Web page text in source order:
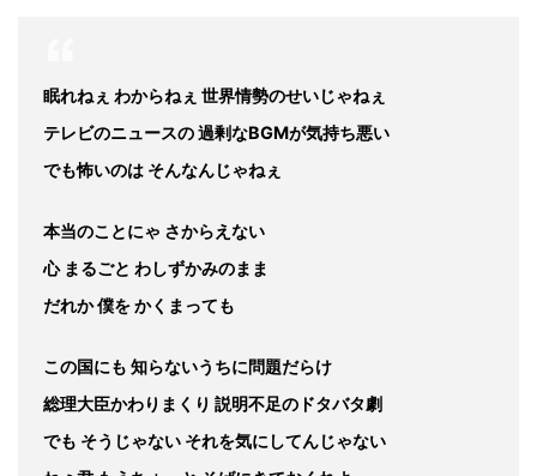
眠れねぇ わからねぇ 世界情勢のせいじゃねぇ
テレビのニュースの 過剰なBGMが気持ち悪い
でも怖いのは そんなんじゃねぇ
本当のことにゃ さからえない
心 まるごと わしずかみのまま
だれか 僕を かくまっても
この国にも 知らないうちに問題だらけ
総理大臣かわりまくり 説明不足のドタバタ劇
でも そうじゃない それを気にしてんじゃない